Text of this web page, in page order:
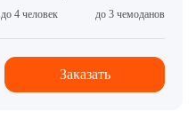
до 4 человек
до 3 чемоданов
Заказать